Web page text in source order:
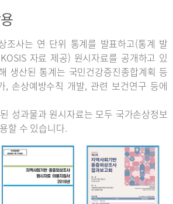
조사는 연 단위 통계를 발표하고(통계 발
자료 제공) 원시자료를 공개하고 있
생산된 통계는 국민건강증진종합계획 등
, 손상예방수칙 개발, 관련 보건연구 등에
성과물과 원시자료는 모두 국가손상정보
할 수 있습니다.